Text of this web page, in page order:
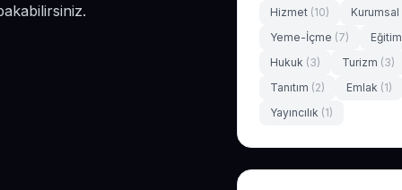
Hizmet (10) Kurumsal
Yeme-İçme (7) Eğitim
Hukuk (3) Turizm (3)
Tanıtım (2) Emlak (1)
Yayıncılık (1)